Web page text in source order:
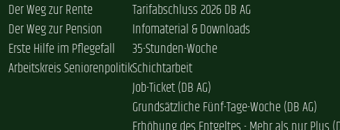
Der Weg zur Rente
Der Weg zur Pension
Erste Hilfe im Pflegefall
Arbeitskreis Seniorenpolitik
Tarifabschluss 2026 DB AG
Infomaterial & Downloads
35-Stunden-Woche
Schichtarbeit
Job-Ticket (DB AG)
Grundsätzliche Fünf-Tage-Woche (DB AG)